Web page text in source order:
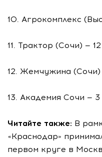
10. Агрокомплекс
11. Трактор (Сочи) — 12
12. Жемчужина (Сочи)
13. Академия Сочи — 3
Читайте также: В
«Краснодар»
первом круге в